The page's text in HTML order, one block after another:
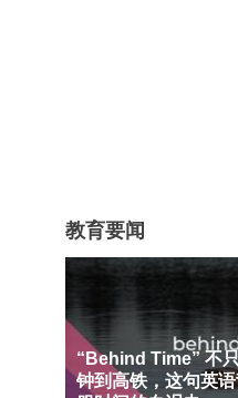
教育要闻
“Behind Time” 不
钟到高铁，这句英